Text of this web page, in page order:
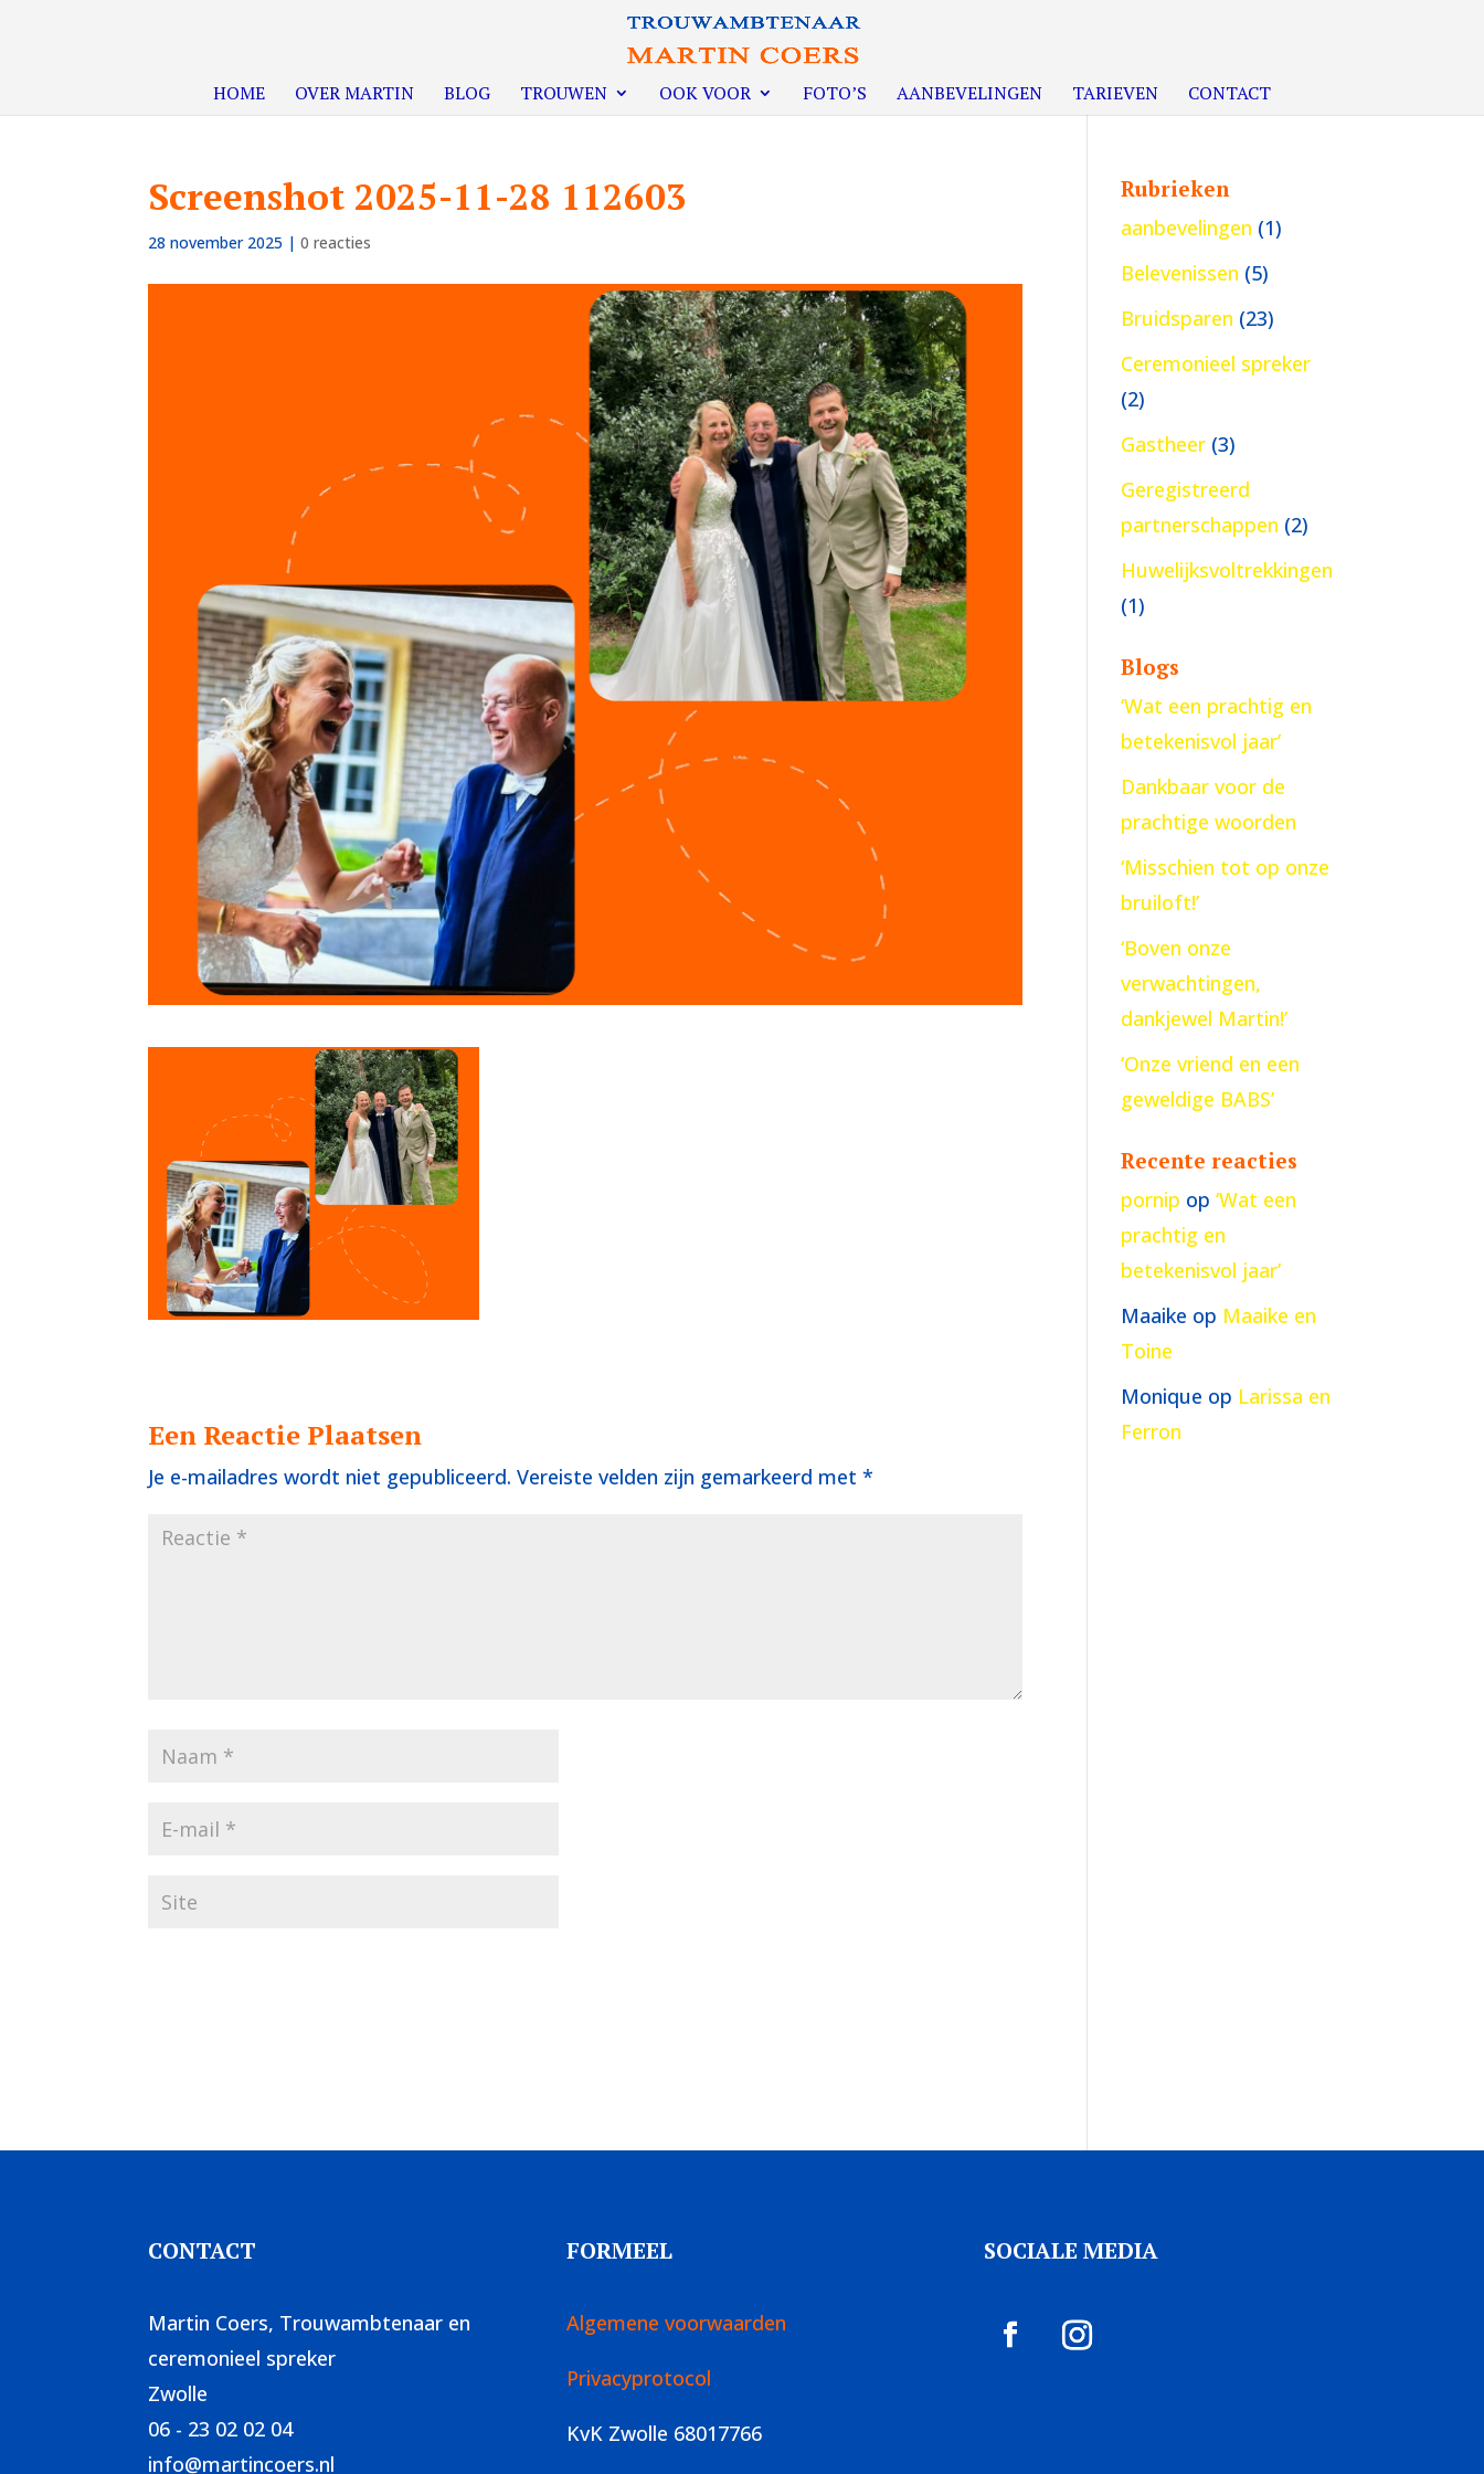
HOME OVER MARTIN BLOG TROUWEN OOK VOOR FOTO’S AANBEVELINGEN TARIEVEN CONTACT
Screenshot 2025-11-28 112603
28 november 2025 |0 reacties
Een Reactie Plaatsen
Je e-mailadres wordt niet gepubliceerd. Vereiste velden zijn gemarkeerd met*
Rubrieken
aanbevelingen (1)
Belevenissen (5)
Bruidsparen (23)
Ceremonieel spreker
(2)
Gastheer (3)
Geregistreerd
partnerschappen (2)
Huwelijksvoltrekkingen
(1)
Blogs
‘Wat een prachtig en
betekenisvol jaar’
Dankbaar voor de
prachtige woorden
‘Misschien tot op onze
bruiloft!’
‘Boven onze
verwachtingen,
dankjewel Martin!’
‘Onze vriend en een
geweldige BABS’
Recente reacties
pornip op‘Wat een
prachtig en
betekenisvol jaar’
Maaike op Maaike en
Toine
Monique op Larissa en
Ferron
CONTACT
Martin Coers, Trouwambtenaar en
ceremonieel spreker
Zwolle
06 - 23 02 02 04
info@martincoers.nl
FORMEEL
Algemene voorwaarden
Privacyprotocol
KvK Zwolle 68017766
SOCIALE MEDIA